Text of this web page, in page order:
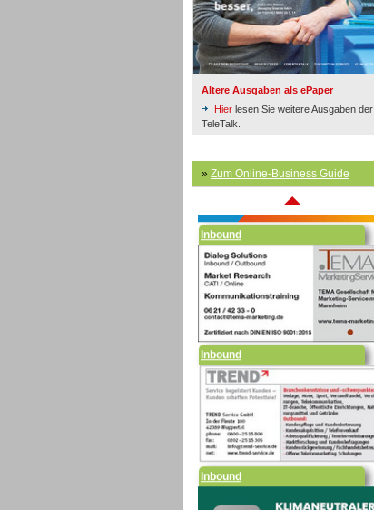
Ältere Ausgaben als ePaper
Hier lesen Sie weitere Ausgaben der
TeleTalk.
» Zum Online-Business Guide
Inbound
Inbound
Inbound